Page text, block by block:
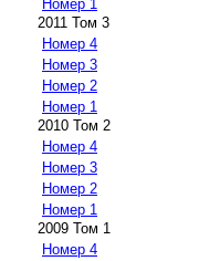
Номер 1
2011 Том 3
Номер 4
Номер 3
Номер 2
Номер 1
2010 Том 2
Номер 4
Номер 3
Номер 2
Номер 1
2009 Том 1
Номер 4